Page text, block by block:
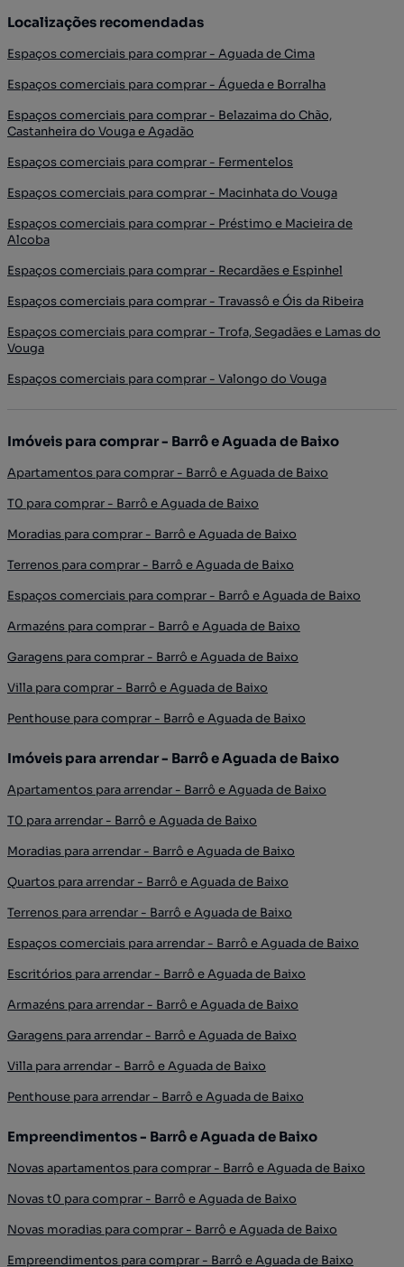
Localizações recomendadas
Espaços comerciais para comprar - Aguada de Cima
Espaços comerciais para comprar - Águeda e Borralha
Espaços comerciais para comprar - Belazaima do Chão,
Castanheira do Vouga e Agadão
Espaços comerciais para comprar - Fermentelos
Espaços comerciais para comprar - Macinhata do Vouga
Espaços comerciais para comprar - Préstimo e Macieira de
Alcoba
Espaços comerciais para comprar - Recardães e Espinhel
Espaços comerciais para comprar - Travassô e Óis da Ribeira
Espaços comerciais para comprar - Trofa, Segadães e Lamas do
Vouga
Espaços comerciais para comprar - Valongo do Vouga
Imóveis para comprar - Barrô e Aguada de Baixo
Apartamentos para comprar - Barrô e Aguada de Baixo
T0 para comprar - Barrô e Aguada de Baixo
Moradias para comprar - Barrô e Aguada de Baixo
Terrenos para comprar - Barrô e Aguada de Baixo
Espaços comerciais para comprar - Barrô e Aguada de Baixo
Armazéns para comprar - Barrô e Aguada de Baixo
Garagens para comprar - Barrô e Aguada de Baixo
Villa para comprar - Barrô e Aguada de Baixo
Penthouse para comprar - Barrô e Aguada de Baixo
Imóveis para arrendar - Barrô e Aguada de Baixo
Apartamentos para arrendar - Barrô e Aguada de Baixo
T0 para arrendar - Barrô e Aguada de Baixo
Moradias para arrendar - Barrô e Aguada de Baixo
Quartos para arrendar - Barrô e Aguada de Baixo
Terrenos para arrendar - Barrô e Aguada de Baixo
Espaços comerciais para arrendar - Barrô e Aguada de Baixo
Escritórios para arrendar - Barrô e Aguada de Baixo
Armazéns para arrendar - Barrô e Aguada de Baixo
Garagens para arrendar - Barrô e Aguada de Baixo
Villa para arrendar - Barrô e Aguada de Baixo
Penthouse para arrendar - Barrô e Aguada de Baixo
Empreendimentos - Barrô e Aguada de Baixo
Novas apartamentos para comprar - Barrô e Aguada de Baixo
Novas t0 para comprar - Barrô e Aguada de Baixo
Novas moradias para comprar - Barrô e Aguada de Baixo
Empreendimentos para comprar - Barrô e Aguada de Baixo